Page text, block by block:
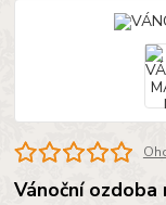
Vánoční ozdoba